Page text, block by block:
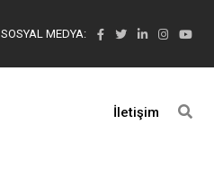
SOSYAL MEDYA:
İletişim